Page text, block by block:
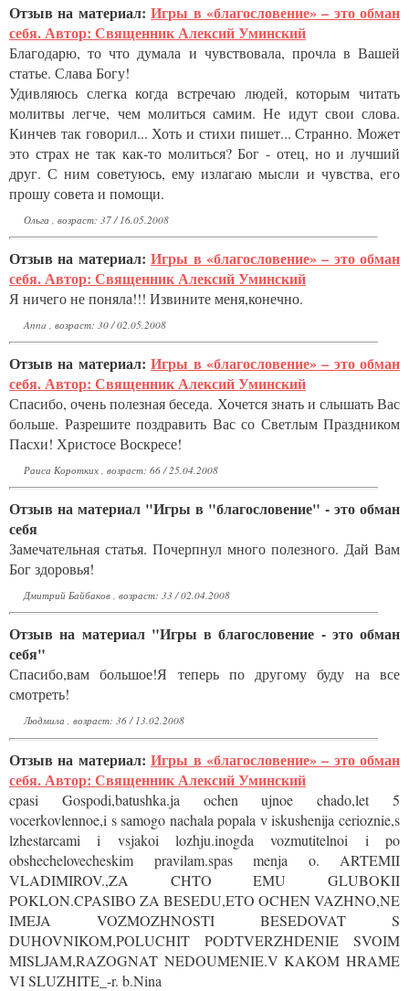
Отзыв на материал:Игры в «благословение» – это обман
себя. Автор: Священник Алексий Уминский
Благодарю, то что думала и чувствовала, прочла в Вашей
статье. Слава Богу!
Удивляюсь слегка когда встречаю людей, которым читать
молитвы легче, чем молиться самим. Не идут свои слова.
Кинчев так говорил... Хоть и стихи пишет... Странно. Может
это страх не так как-то молиться? Бог - отец, но и лучший
друг. С ним советуюсь, ему излагаю мысли и чувства, его
прошу совета и помощи.
Ольга , возраст: 37 / 16.05.2008
Отзыв на материал:Игры в «благословение» – это обман
себя. Автор: Священник Алексий Уминский
Я ничего не поняла!!! Извините меня,конечно.
Anna , возраст: 30 / 02.05.2008
Отзыв на материал:Игры в «благословение» – это обман
себя. Автор: Священник Алексий Уминский
Спасибо, очень полезная беседа. Хочется знать и слышать Вас
больше. Разрешите поздравить Вас со Светлым Праздником
Пасхи! Христосе Воскресе!
Раиса Коротких , возраст: 66 / 25.04.2008
Отзыв на материал "Игры в "благословение" - это обман
себя
Замечательная статья. Почерпнул много полезного. Дай Вам
Бог здоровья!
Дмитрий Байбаков , возраст: 33 / 02.04.2008
Отзыв на материал "Игры в благословение - это обман
себя"
Спасибо,вам большое!Я теперь по другому буду на все
смотреть!
Людмила , возраст: 36 / 13.02.2008
Отзыв на материал:Игры в «благословение» – это обман
себя. Автор: Священник Алексий Уминский
cpasi Gospodi,batushka.ja ochen ujnoe chado,let 5
vocerkovlennoe,i s samogo nachala popala v iskushenija cerioznie,s
lzhestarcami i vsjakoi lozhju.inogda vozmutitelnoi i po
obshechelovecheskim pravilam.spas menja o. ARTEMII
VLADIMIROV.,ZA CHTO EMU GLUBOKII
POKLON.CPASIBO ZA BESEDU,ETO OCHEN VAZHNO,NE
IMEJA VOZMOZHNOSTI BESEDOVAT S
DUHOVNIKOM,POLUCHIT PODTVERZHDENIE SVOIM
MISLJAM,RAZOGNAT NEDOUMENIE.V KAKOM HRAME
VI SLUZHITE_-r. b.Nina